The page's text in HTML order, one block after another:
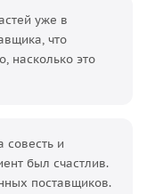
уже в
что
насколько это
и
был счастлив.
поставщиков.